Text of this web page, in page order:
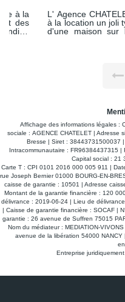
L' Agence CHATELET,
à la location un joli type 2
d'une maison sur la
dégagement avec un
de suite Visite virtuelle :
8F6A-A73A-E9DA-
Affichage des informations légales :
sociale : AGENCE CHATELET | Adresse
Bresse | Siret : 38443731500037 |
Intracommunautaire : FR96384437315 |
Capital social : 21
Carte T : CPI 0101 2016 000 005 911 |
rue Joseph Bernier 01000 BOURG-EN-
caisse de garantie : 10501 | Adresse
Montant de la garantie financière : 120
délivrance : 2019-06-24 | Lieu de
| Caisse de garantie financière : SOCAF |
garantie : 26 avenue de Suffren 75015
Nom du médiateur : MEDIATION-
avenue de la libération 54000 NANCY
Entreprise